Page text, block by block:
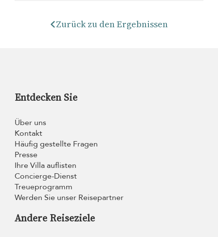
Zurück zu den Ergebnissen
Entdecken Sie
Über uns
Kontakt
Häufig gestellte Fragen
Presse
Ihre Villa auflisten
Concierge-Dienst
Treueprogramm
Werden Sie unser Reisepartner
Andere Reiseziele